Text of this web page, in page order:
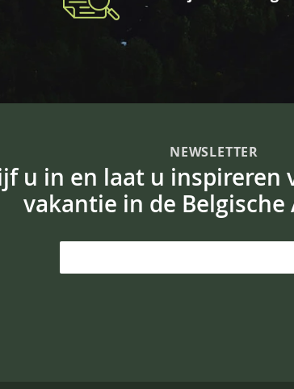
NEWSLETTER
u in en laat u inspireren
vakantie in de Belgische